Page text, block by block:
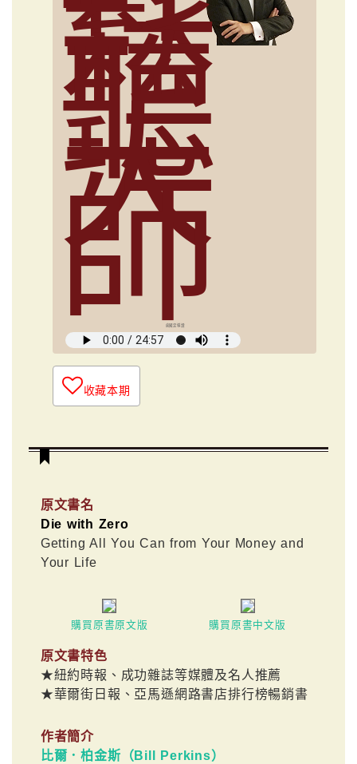
鬆
聽
大
師
俞國定導讀
收藏本期
原文書名
Die with Zero
Getting All You Can from Your Money and
Your Life
購買原書原文版 購買原書中文版
原文書特色
★紐約時報、成功雜誌等媒體及名人推薦
★華爾街日報、亞馬遜網路書店排行榜暢銷書
作者簡介
比爾．柏金斯（Bill Perkins）